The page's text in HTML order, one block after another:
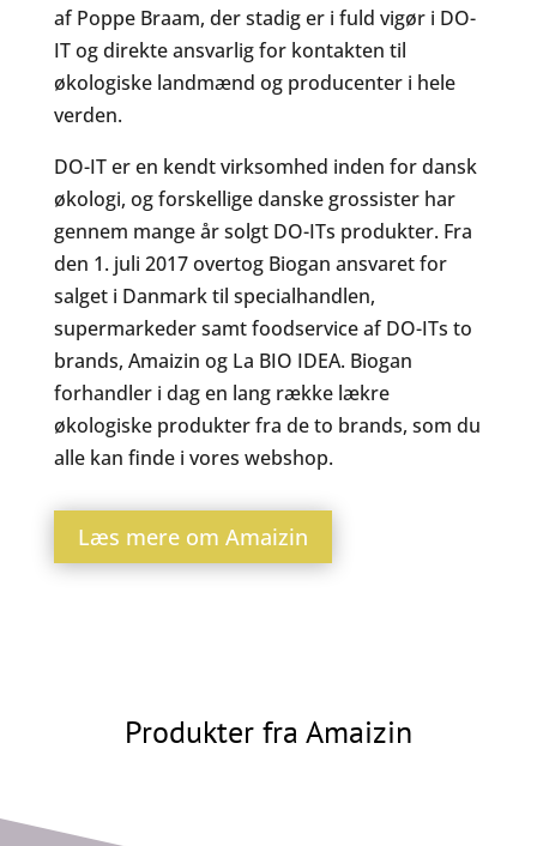
af Poppe Braam, der stadig er i fuld vigør i DO-
IT og direkte ansvarlig for kontakten til
økologiske landmænd og producenter i hele
verden.
DO-IT er en kendt virksomhed inden for dansk
økologi, og forskellige danske grossister har
gennem mange år solgt DO-ITs produkter. Fra
den 1. juli 2017 overtog Biogan ansvaret for
salget i Danmark til specialhandlen,
supermarkeder samt foodservice af DO-ITs to
brands, Amaizin og La BIO IDEA. Biogan
forhandler i dag en lang række lækre
økologiske produkter fra de to brands, som du
alle kan finde i vores webshop.
Læs mere om Amaizin
Produkter fra Amaizin